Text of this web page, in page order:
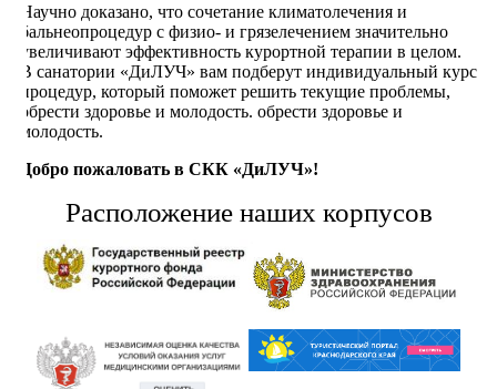
Научно доказано, что сочетание климатолечения и
бальнеопроцедур с физио- и грязелечением значительно
увеличивают эффективность курортной терапии в целом.
В санатории «ДиЛУЧ» вам подберут индивидуальный курс
процедур, который поможет решить текущие проблемы,
обрести здоровье и молодость. обрести здоровье и
молодость.
Добро пожаловать в СКК «ДиЛУЧ»!
Расположение наших корпусов